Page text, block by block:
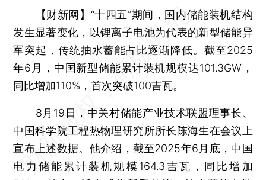
【财新网】 “十四五”期间，国内储能装机结构
发生显著变化，以锂离子电池为代表的新型储能异
军突起，传统抽水蓄能占比逐渐降低。截至2025
年6月，中国新型储能累计装机规模达101.3GW，
同比增加110%，首次突破100吉瓦。
8月19日，中关村储能产业技术联盟理事长、
中国科学院工程热物理研究所所长陈海生在会议上
宣布上述数据。他介绍，截至2025年6月底，中国
电力储能累计装机规模164.3吉瓦，同比增加